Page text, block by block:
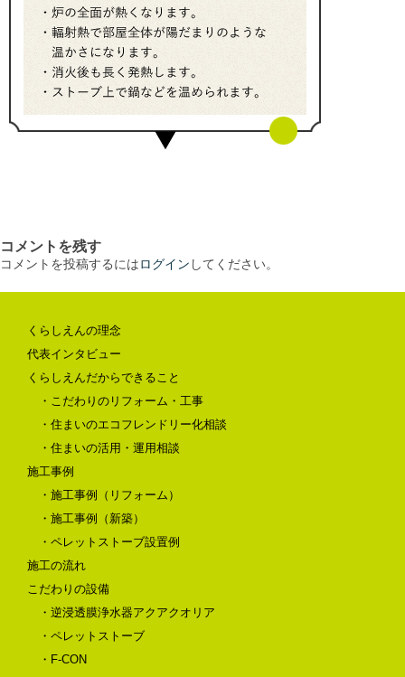
コメントを残す
コメントを投稿するにはログイン してください。
くらしえんの理念
代表インタビュー
くらしえんだからできること
・こだわりのリフォーム・工事
・住まいのエコフレンドリー化相談
・住まいの活用・運用相談
施工事例
・施工事例（リフォーム）
・施工事例（新築）
・ペレットストーブ設置例
施工の流れ
こだわりの設備
・逆浸透膜浄水器アクアクオリア
・ペレットストーブ
・F-CON